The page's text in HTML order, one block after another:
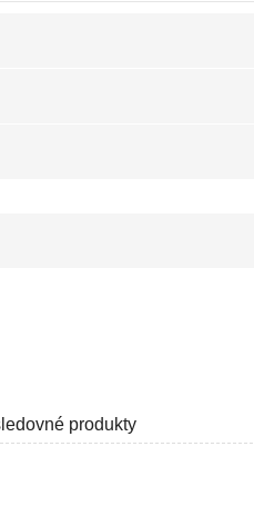
produkty